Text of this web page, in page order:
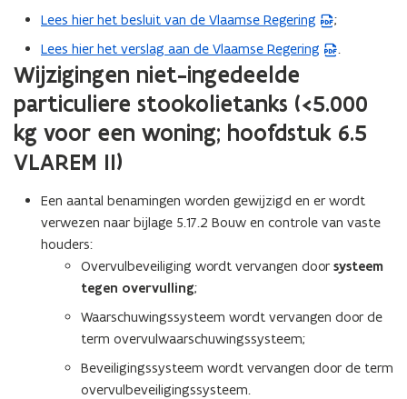
t
i
n
u
e
n
t
r
Lees hier het besluit van de Vlaamse Regering
(
P
D
F
b
e
s
t
a
n
d
;
Lees hier het verslag aan de Vlaamse Regering
(
P
D
F
b
e
t
a
n
.
Wijzigingen niet-ingedeelde
particuliere stookolietanks (<5.000
kg voor een woning; hoofdstuk 6.5
VLAREM II)
Een aantal benamingen worden gewijzigd en er wordt
verwezen naar bijlage 5.17.2 Bouw en controle van vaste
houders:
Overvulbeveiliging wordt vervangen door systeem
tegen overvulling;
Waarschuwingssysteem wordt vervangen door de
term overvulwaarschuwingssysteem;
Beveiligingssysteem wordt vervangen door de term
overvulbeveiligingssysteem.